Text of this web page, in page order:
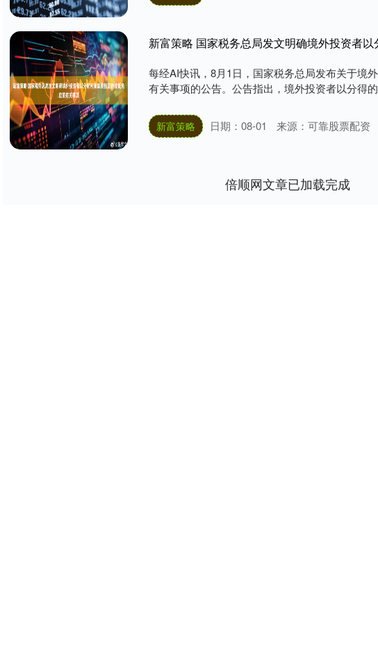
每经AI快讯，8月1日，国家税务总局发布关于境
有关事项的公告。公告指出，境外投资者以分得
新富策略 日期：08-01 来源：可靠股票配资
倍顺网文章已加载完成